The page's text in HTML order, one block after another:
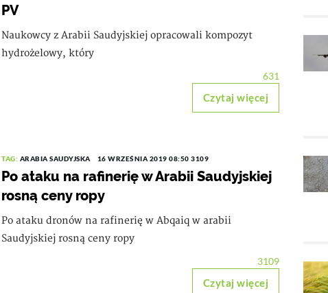
PV
Naukowcy z Arabii Saudyjskiej opracowali kompozyt
hydrożelowy, który
631
Czytaj więcej
TAG: ARABIA SAUDYJSKA 16 WRZEŚNIA 2019 08:50 3109
Po ataku na rafinerię w Arabii Saudyjskiej
rosną ceny ropy
Po ataku dronów na rafinerię w Abqaiq w arabii
Saudyjskiej rosną ceny ropy
3109
Czytaj więcej